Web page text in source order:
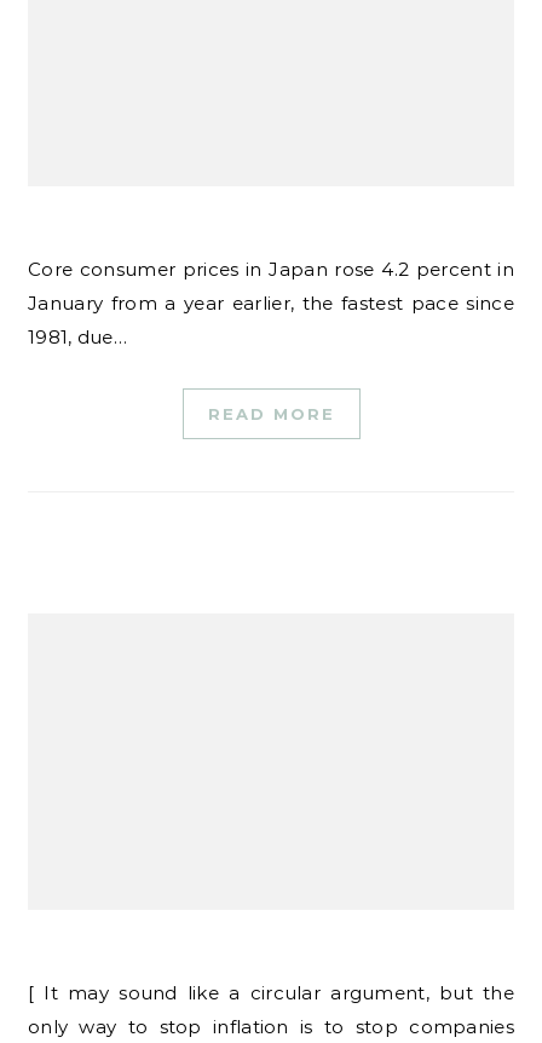
Core consumer prices in Japan rose 4.2 percent in
January from a year earlier, the fastest pace since
1981, due…
READ MORE
[ It may sound like a circular argument, but the
only way to stop inflation is to stop companies